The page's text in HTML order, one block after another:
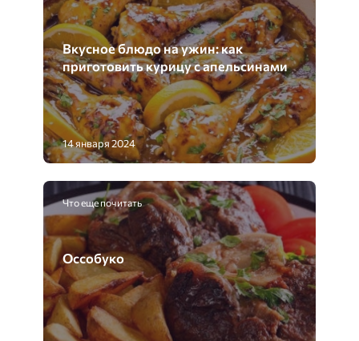
Вкусное блюдо на ужин: как
приготовить курицу с апельсинами
14 января 2024
Что еще почитать
Оссобуко